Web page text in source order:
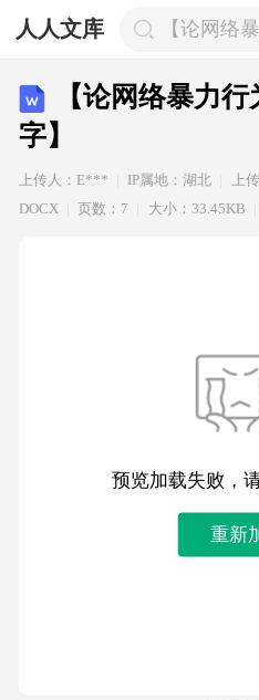
人人文库 【论网络
【论网络暴力
字】
上传人：E*** IP属地：湖北 上
DOCX
页数：7 大小：33.45KB
预览加载失败，
重新